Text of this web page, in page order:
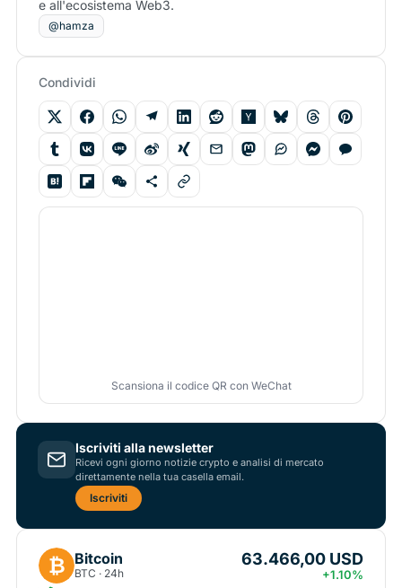
e all'ecosistema Web3.
@hamza
Condividi
Scansiona il codice QR con WeChat
Iscriviti alla newsletter
Ricevi ogni giorno notizie crypto e analisi di mercato
direttamente nella tua casella email.
Iscriviti
₿ Bitcoin
BTC · 24h
63.466,00 USD
+1.10%